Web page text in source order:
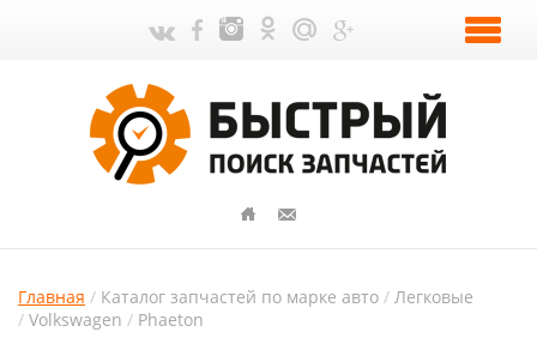
Главная Каталог запчастей по марке авто
Легковые
Volkswagen
Phaeton